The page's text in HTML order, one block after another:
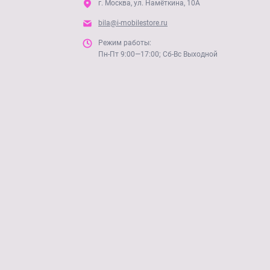
г. Москва, ул. Намёткина, 10А
bila@i-mobilestore.ru
Режим работы:
Пн-Пт 9:00—17:00; Сб-Вс Выходной